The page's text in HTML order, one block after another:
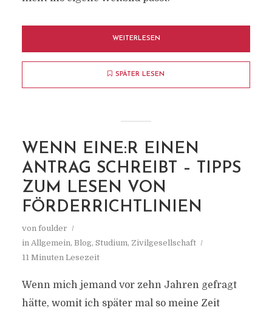
WEITERLESEN
SPÄTER LESEN
WENN EINE:R EINEN
ANTRAG SCHREIBT – TIPPS
ZUM LESEN VON
FÖRDERRICHTLINIEN
von foulder
in Allgemein, Blog, Studium, Zivilgesellschaft
11 Minuten Lesezeit
Wenn mich jemand vor zehn Jahren gefragt
hätte, womit ich später mal so meine Zeit